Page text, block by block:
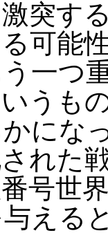
突す
可能
一つ
うも
にな
れた
号世
える